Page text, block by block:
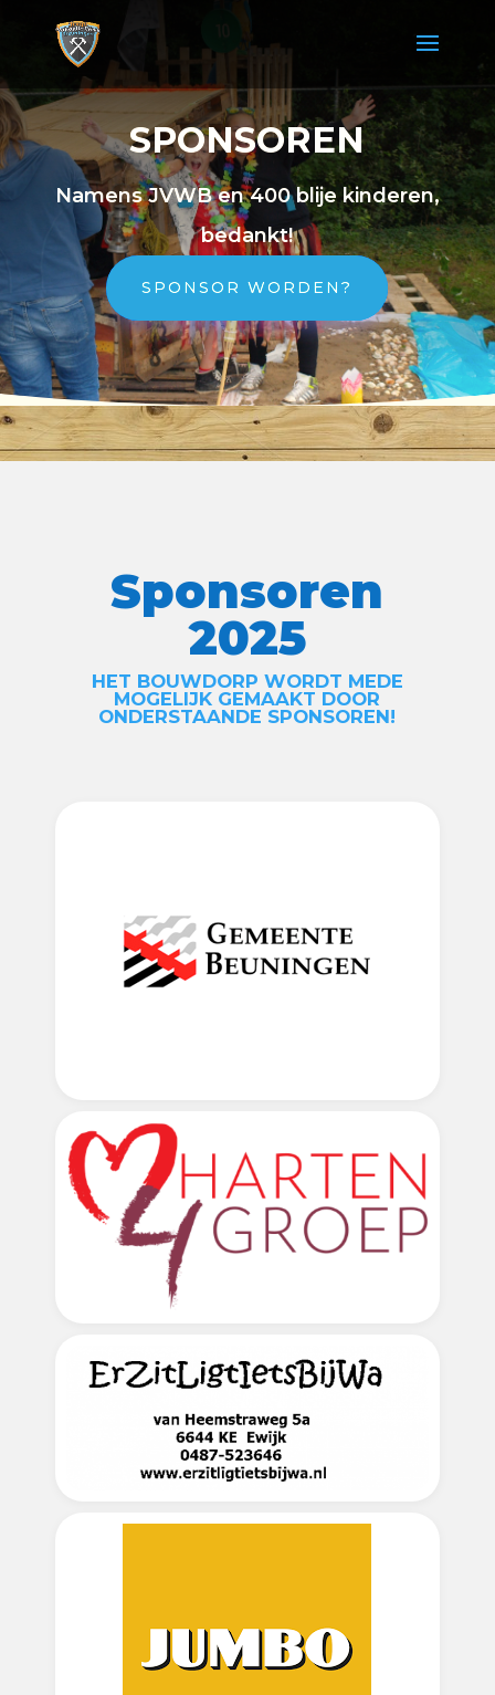
SPONSOREN
Namens JVWB en 400 blije kinderen,
bedankt!
SPONSOR WORDEN?
Sponsoren
2025
HET BOUWDORP WORDT MEDE
MOGELIJK GEMAAKT DOOR
ONDERSTAANDE SPONSOREN!